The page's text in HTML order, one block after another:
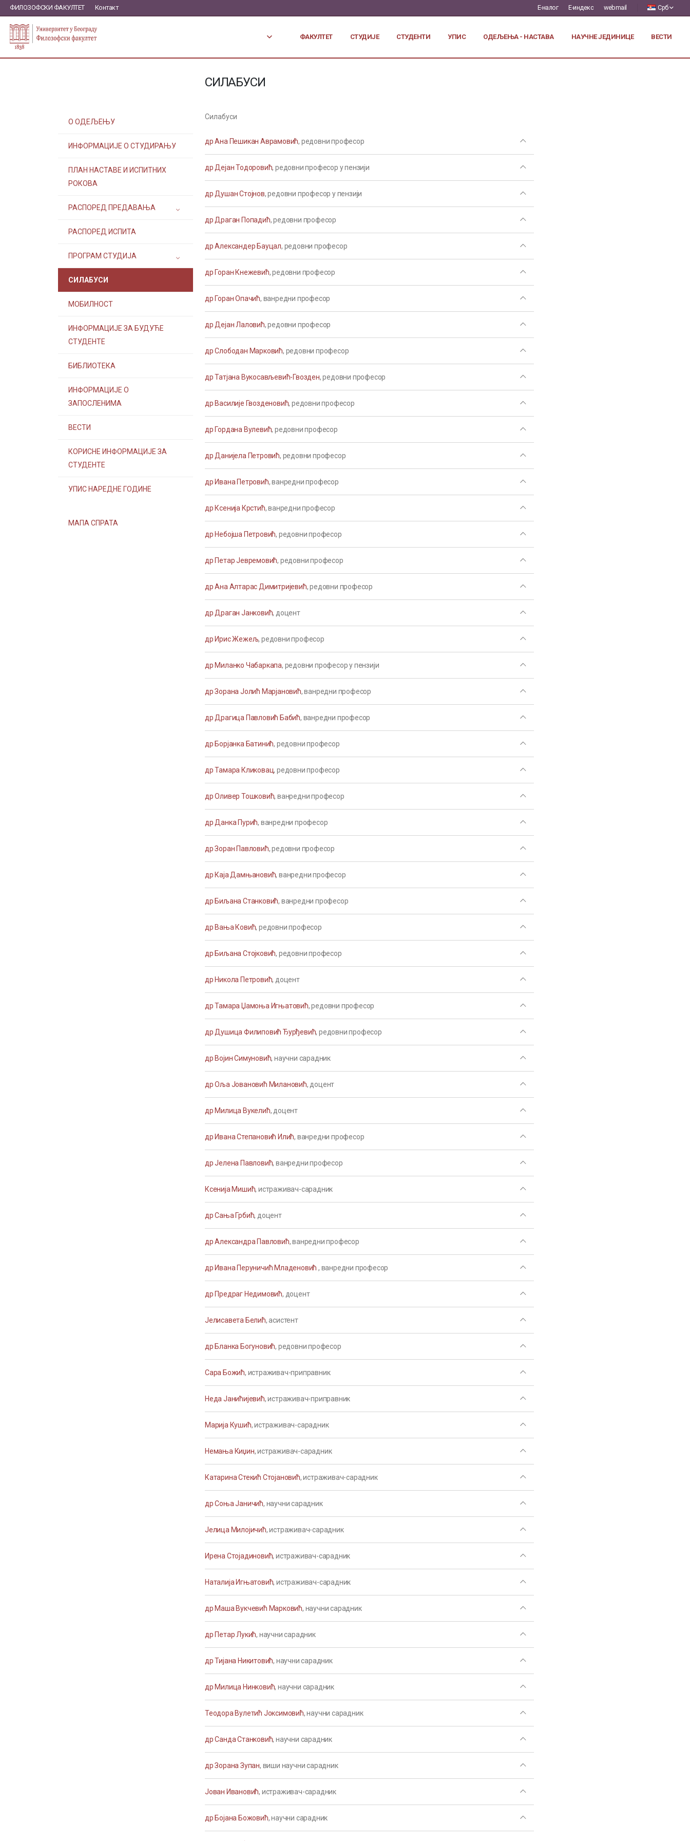
ФИЛОЗОФСКИ ФАКУЛТЕТ Контакт Е-налог Е-индекс webmail Срб
ФАКУЛТЕТ СТУДИЈЕ СТУДЕНТИ УПИС ОДЕЉЕЊА - НАСТАВА НАУЧНЕ ЈЕДИНИЦЕ ВЕСТИ
СИЛАБУСИ
О ОДЕЉЕЊУ
ИНФОРМАЦИЈЕ О СТУДИРАЊУ
ПЛАН НАСТАВЕ И ИСПИТНИХ
РОКОВА
РАСПОРЕД ПРЕДАВАЊА
РАСПОРЕД ИСПИТА
ПРОГРАМ СТУДИЈА
СИЛАБУСИ
МОБИЛНОСТ
ИНФОРМАЦИЈЕ ЗА БУДУЋЕ
СТУДЕНТЕ
БИБЛИОТЕКА
ИНФОРМАЦИЈЕ О
ЗАПОСЛЕНИМА
ВЕСТИ
КОРИСНЕ ИНФОРМАЦИЈЕ ЗА
СТУДЕНТЕ
УПИС НАРЕДНЕ ГОДИНЕ
МАПА СПРАТА
Силабуси
др Ана Пешикан Аврамовић, редовни професор
др Дејан Тодоровић, редовни професор у пензији
др Душан Стојнов, редовни професор у пензији
др Драган Попадић, редовни професор
др Александер Бауцал, редовни професор
др Горан Кнежевић, редовни професор
др Горан Опачић, ванредни професор
др Дејан Лаловић, редовни професор
др Слободан Марковић, редовни професор
др Татјана Вукосављевић-Гвозден, редовни професор
др Василије Гвозденовић, редовни професор
др Гордана Вулевић, редовни професор
др Данијела Петровић, редовни професор
др Ивана Петровић, ванредни професор
др Ксенија Крстић, ванредни професор
др Небојша Петровић, редовни професор
др Петар Јевремовић, редовни професор
др Ана Алтарас Димитријевић, редовни професор
др Драган Јанковић, доцент
др Ирис Жежељ, редовни професор
др Миланко Чабаркапа, редовни професор у пензији
др Зорана Јолић Марјановић, ванредни професор
др Драгица Павловић Бабић, ванредни професор
др Борјанка Батинић, редовни професор
др Тамара Кликовац, редовни професор
др Оливер Тошковић, ванредни професор
др Данка Пурић, ванредни професор
др Зоран Павловић, редовни професор
др Каја Дамњановић, ванредни професор
др Биљана Станковић, ванредни професор
др Вања Ковић, редовни професор
др Биљана Стојковић, редовни професор
др Никола Петровић, доцент
др Тамара Џамоња Игњатовић, редовни професор
др Душица Филиповић Ђурђевић, редовни професор
др Војин Симуновић, научни сарадник
др Оља Јовановић Милановић, доцент
др Милица Вукелић, доцент
др Ивана Степановић Илић, ванредни професор
др Јелена Павловић, ванредни професор
Ксенија Мишић, истраживач-сарадник
др Сања Грбић, доцент
др Александра Павловић, ванредни професор
др Ивана Перуничић Младеновић, ванредни професор
др Предраг Недимовић, доцент
Јелисавета Белић, асистент
др Бланка Богуновић, редовни професор
Сара Божић, истраживач-приправник
Неда Јанићијевић, истраживач-приправник
Марија Кушић, истраживач-сарадник
Немања Киџин, истраживач-сарадник
Катарина Стекић Стојановић, истраживач-сарадник
др Соња Јаничић, научни сарадник
Јелица Милојичић, истраживач-сарадник
Ирена Стојадиновић, истраживач-сарадник
Наталија Игњатовић, истраживач-сарадник
др Маша Вукчевић Марковић, научни сарадник
др Петар Лукић, научни сарадник
др Тијана Никитовић, научни сарадник
др Милица Нинковић, научни сарадник
Теодора Вулетић Јоксимовић, научни сарадник
др Санда Станковић, научни сарадник
др Зорана Зупан, виши научни сарадник
Јован Ивановић, истраживач-сарадник
др Бојана Божовић, научни сарадник